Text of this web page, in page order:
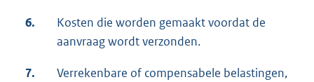
6.
Kosten die worden gemaakt voordat de
aanvraag wordt verzonden.
7.
Verrekenbare of compensabele belastingen,